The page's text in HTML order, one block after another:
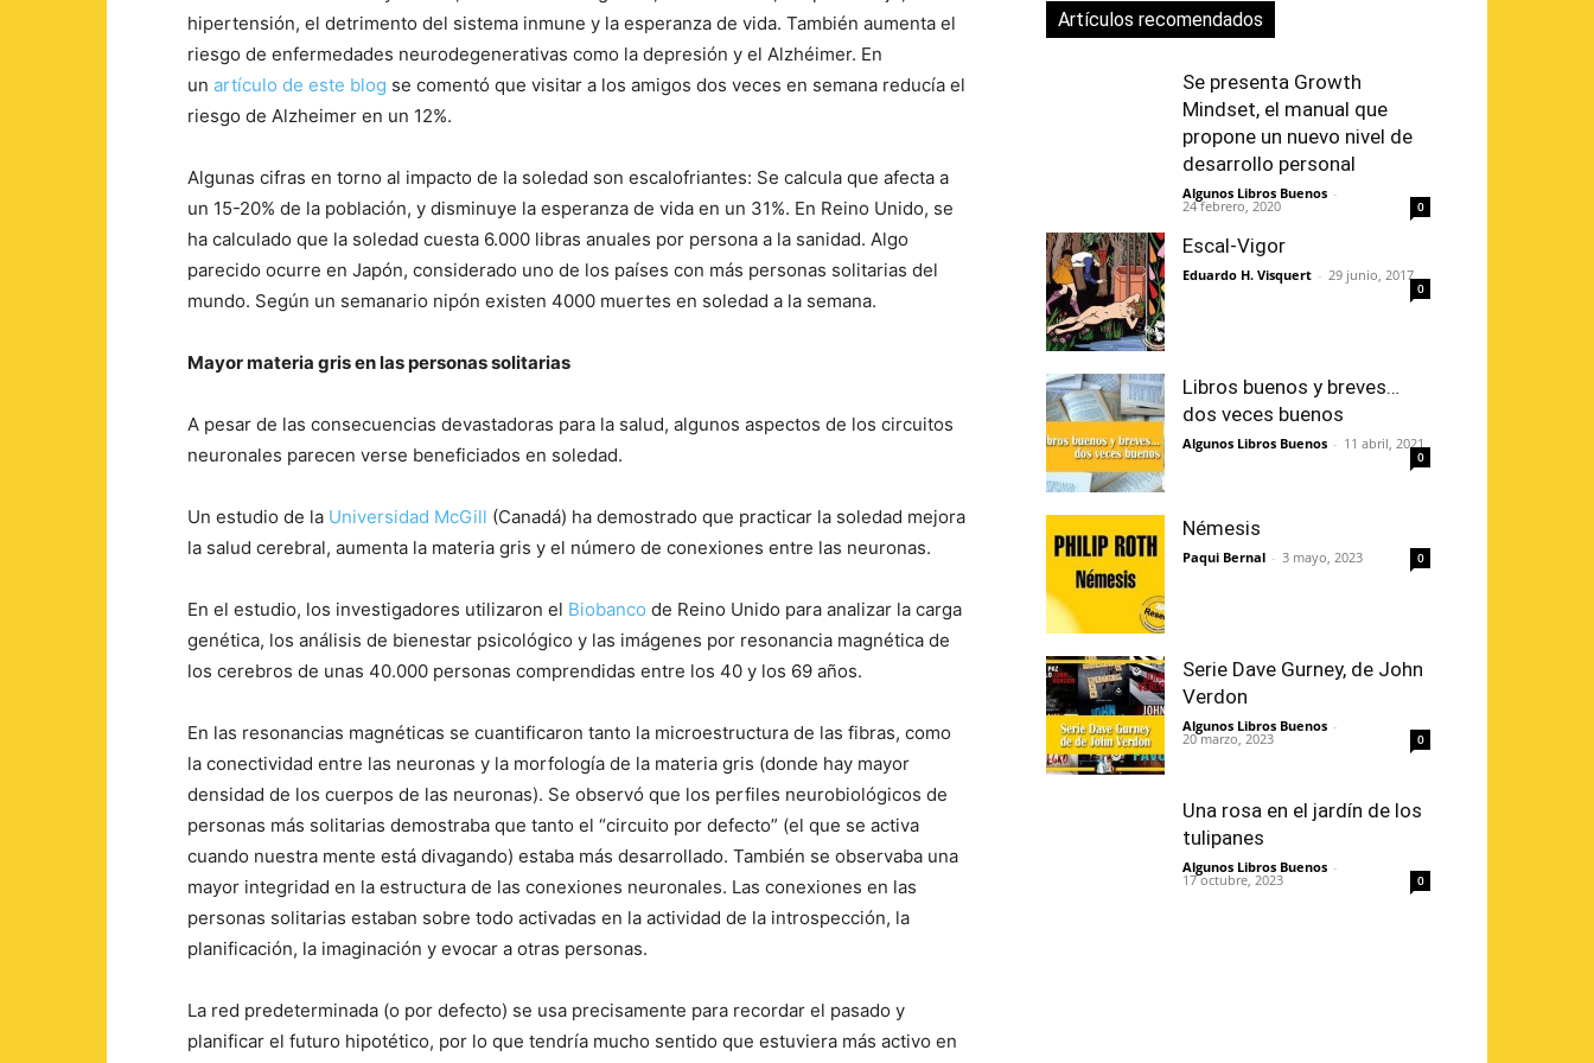
hipertensión, el detrimento del sistema inmune y la esperanza de vida. También aumenta el
riesgo de enfermedades neurodegenerativas como la depresión y el Alzhéimer. En
un artículo de este blog se comentó que visitar a los amigos dos veces en semana reducía el
riesgo de Alzheimer en un 12%.
Algunas cifras en torno al impacto de la soledad son escalofriantes: Se calcula que afecta a
un 15-20% de la población, y disminuye la esperanza de vida en un 31%. En Reino Unido, se
ha calculado que la soledad cuesta 6.000 libras anuales por persona a la sanidad. Algo
parecido ocurre en Japón, considerado uno de los países con más personas solitarias del
mundo. Según un semanario nipón existen 4000 muertes en soledad a la semana.
Mayor materia gris en las personas solitarias
A pesar de las consecuencias devastadoras para la salud, algunos aspectos de los circuitos
neuronales parecen verse beneficiados en soledad.
Un estudio de la Universidad McGill (Canadá) ha demostrado que practicar la soledad mejora
la salud cerebral, aumenta la materia gris y el número de conexiones entre las neuronas.
En el estudio, los investigadores utilizaron el Biobanco de Reino Unido para analizar la carga
genética, los análisis de bienestar psicológico y las imágenes por resonancia magnética de
los cerebros de unas 40.000 personas comprendidas entre los 40 y los 69 años.
En las resonancias magnéticas se cuantificaron tanto la microestructura de las fibras, como
la conectividad entre las neuronas y la morfología de la materia gris (donde hay mayor
densidad de los cuerpos de las neuronas). Se observó que los perfiles neurobiológicos de
personas más solitarias demostraba que tanto el “circuito por defecto” (el que se activa
cuando nuestra mente está divagando) estaba más desarrollado. También se observaba una
mayor integridad en la estructura de las conexiones neuronales. Las conexiones en las
personas solitarias estaban sobre todo activadas en la actividad de la introspección, la
planificación, la imaginación y evocar a otras personas.
La red predeterminada (o por defecto) se usa precisamente para recordar el pasado y
planificar el futuro hipotético, por lo que tendría mucho sentido que estuviera más activo en
Artículos recomendados
Se presenta Growth
Mindset, el manual que
propone un nuevo nivel de
desarrollo personal
Algunos Libros Buenos -
24 febrero, 2020 0
Escal-Vigor
Eduardo H. Visquert - 29 junio, 2017
0
Libros buenos y breves…
dos veces buenos
Algunos Libros Buenos - 11 abril, 2021
0
Némesis
Paqui Bernal - 3 mayo, 2023 0
Serie Dave Gurney, de John
Verdon
Algunos Libros Buenos -
20 marzo, 2023 0
Una rosa en el jardín de los
tulipanes
Algunos Libros Buenos -
17 octubre, 2023 0